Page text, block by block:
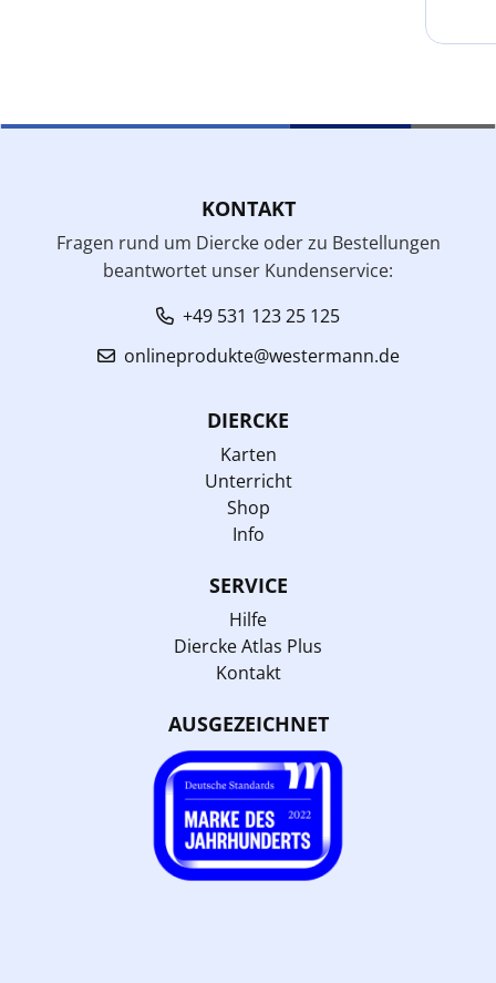
KONTAKT
Fragen rund um Diercke oder zu Bestellungen
beantwortet unser Kundenservice:
+49 531 123 25 125
onlineprodukte@westermann.de
DIERCKE
Karten
Unterricht
Shop
Info
SERVICE
Hilfe
Diercke Atlas Plus
Kontakt
AUSGEZEICHNET